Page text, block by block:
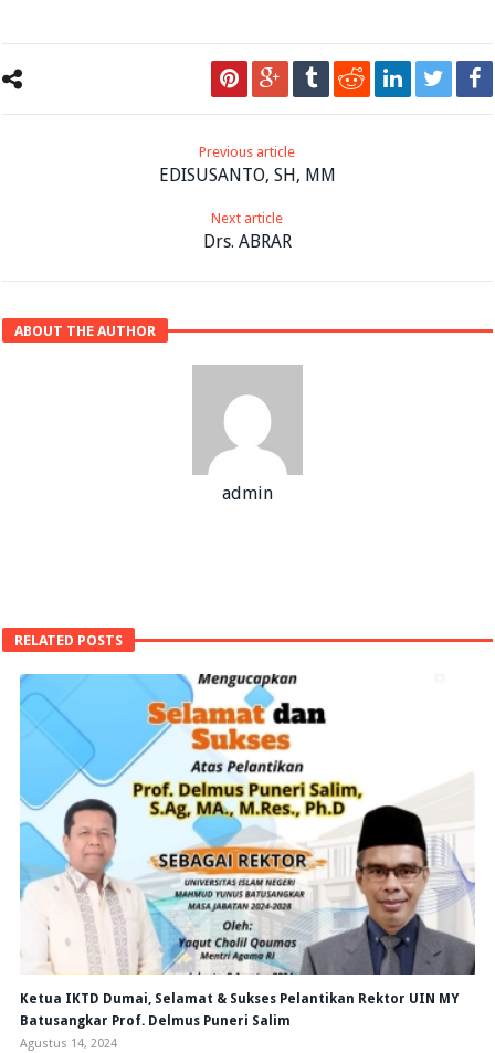
Previous article
EDISUSANTO, SH, MM
Next article
Drs. ABRAR
ABOUT THE AUTHOR
admin
RELATED POSTS
Ketua IKTD Dumai, Selamat & Sukses Pelantikan Rektor UIN MY
Batusangkar Prof. Delmus Puneri Salim
Agustus 14, 2024